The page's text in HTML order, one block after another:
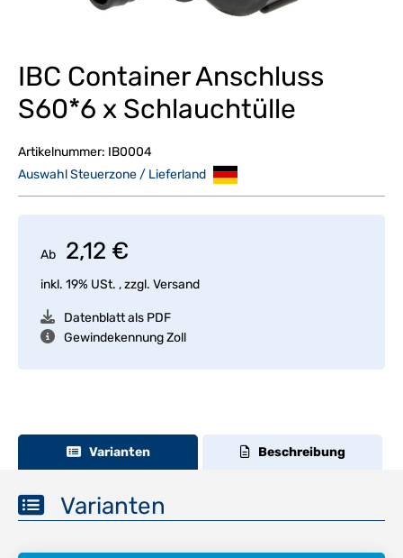
IBC Container Anschluss
S60*6 x Schlauchtülle
Artikelnummer: IB0004
Auswahl Steuerzone / Lieferland
Ab 2,12 €
inkl. 19% USt. , zzgl. Versand
Datenblatt als PDF
Gewindekennung Zoll
Varianten Beschreibung
Varianten